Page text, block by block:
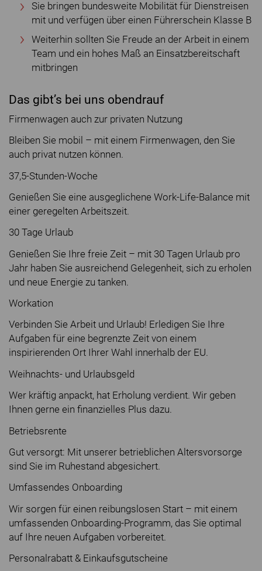
Sie bringen bundesweite Mobilität für Dienstreisen
mit und verfügen über einen Führerschein Klasse B
Weiterhin sollten Sie Freude an der Arbeit in einem
Team und ein hohes Maß an Einsatzbereitschaft
mitbringen
Das gibt’s bei uns obendrauf
Firmenwagen auch zur privaten Nutzung
Bleiben Sie mobil – mit einem Firmenwagen, den Sie
auch privat nutzen können.
37,5-Stunden-Woche
Genießen Sie eine ausgeglichene Work-Life-Balance mit
einer geregelten Arbeitszeit.
30 Tage Urlaub
Genießen Sie Ihre freie Zeit – mit 30 Tagen Urlaub pro
Jahr haben Sie ausreichend Gelegenheit, sich zu erholen
und neue Energie zu tanken.
Workation
Verbinden Sie Arbeit und Urlaub! Erledigen Sie Ihre
Aufgaben für eine begrenzte Zeit von einem
inspirierenden Ort Ihrer Wahl innerhalb der EU.
Weihnachts- und Urlaubsgeld
Wer kräftig anpackt, hat Erholung verdient. Wir geben
Ihnen gerne ein finanzielles Plus dazu.
Betriebsrente
Gut versorgt: Mit unserer betrieblichen Altersvorsorge
sind Sie im Ruhestand abgesichert.
Umfassendes Onboarding
Wir sorgen für einen reibungslosen Start – mit einem
umfassenden Onboarding-Programm, das Sie optimal
auf Ihre neuen Aufgaben vorbereitet.
Personalrabatt & Einkaufsgutscheine